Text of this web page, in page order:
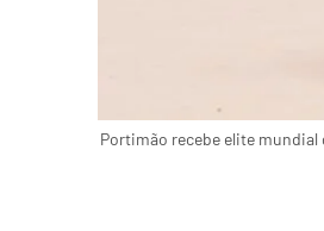
Portimão recebe elite